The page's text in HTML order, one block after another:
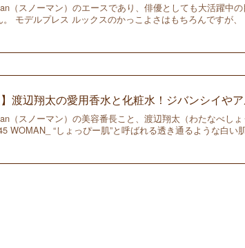
（スノーマン）のエースであり、俳優としても大活躍中
。 モデルプレス ルックスのかっこよさはもちろんですが
】渡辺翔太の愛用香水と化粧水！ジバンシイや
（スノーマン）の美容番長こと、渡辺翔太（わたなべし
WOMAN_ “しょっぴー肌”と呼ばれる透き通るような白い